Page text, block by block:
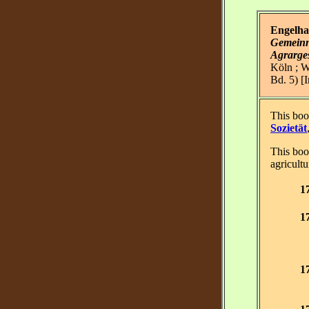
Köln ;
Bd. 5)
This
Sozietät
This